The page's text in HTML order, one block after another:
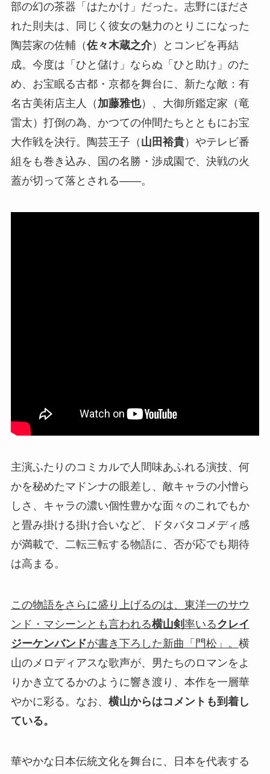
部の幻の茶器「はたかけ」だった。志野にほださ
れた則夫は、同じく彼女の魅力のとりこになった
陶芸家の佐輔（佐々木蔵之介）とコンビを再結
成。今度は「ひと儲け」ならぬ「ひと助け」のた
め、お宝眠る古都・京都を舞台に、新たな敵：有
名古美術店主人（ 加藤雅也）、大御所鑑定家（竜
雷太）打倒の為、かつての仲間たちとともにお宝
大作戦を決行。陶芸王子（ 山田裕貴）やテレビ番
組をも巻き込み、国の名勝・渉成園で、決戦の火
蓋が切って落とされる――。
主演ふたりのコミカルで人間味あふれる演技、何
かを秘めたマドンナの眼差し、敵キャラの小憎ら
しさ、キャラの濃い個性豊かな面々のこれでもか
と畳み掛ける掛け合いなど、ドタバタコメディ感
が満載で、二転三転する物語に、否が応でも期待
は高まる。
この物語をさらに盛り上げるのは、東洋一のサウ
ンド・マシーンとも言われる横山剣率いるクレイ
ジーケンバンドが書き下ろした新曲「門松」。 横
山のメロディアスな歌声が、男たちのロマンをよ
りかき立てるかのように響き渡り、本作を一層華
やかに彩る。なお、 横山からはコメントも到着し
ている。
華やかな日本伝統文化を舞台に、日本を代表する